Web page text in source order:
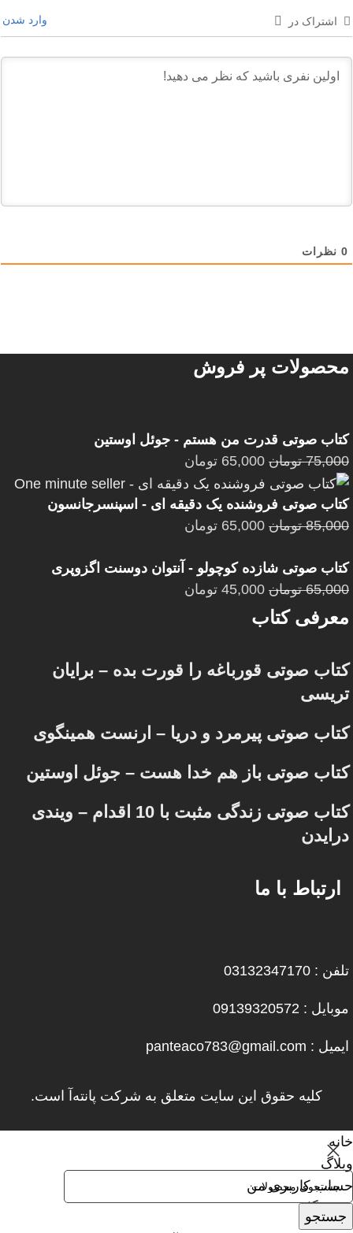
اشتراک در وارد شدن
0 نظرات
محصولات پر فروش
کتاب صوتی قدرت من هستم - جوئل اوستین
75,000 تومان 65,000 تومان
کتاب صوتی فروشنده یک دقیقه ای - اسپنسرجانسون
85,000 تومان 65,000 تومان
کتاب صوتی شازده کوچولو - آنتوان دوسنت اگزوپری
65,000 تومان 45,000 تومان
معرفی کتاب
کتاب صوتی قورباغه را قورت بده – برایان
تریسی
کتاب صوتی پیرمرد و دریا – ارنست همینگوی
کتاب صوتی باز هم خدا هست – جوئل اوستین
کتاب صوتی زندگی مثبت با 10 اقدام – ویندی
درایدن
ارتباط با ما
تلفن : 03132347170
موبایل : 09139320572
ایمیل : panteaco783@gmail.com
کلیه حقوق این سایت متعلق به شرکت پانته‌آ است.
جستجو
خانه
وبلاگ
حساب کاربری من
فروشگاه